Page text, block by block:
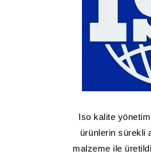
Iso kalite
ürünlerin sürekli
malzeme ile